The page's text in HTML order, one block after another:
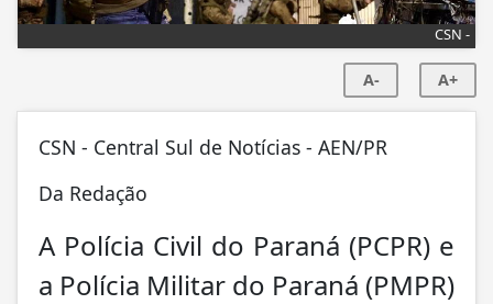
CSN -
A- A+
CSN - Central Sul de Notícias - AEN/PR
Da Redação
A Polícia Civil do Paraná (PCPR) e
a Polícia Militar do Paraná (PMPR)